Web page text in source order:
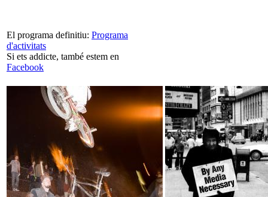
El programa definitiu: Programa
d'activitats
Si ets addicte, també estem en
Facebook